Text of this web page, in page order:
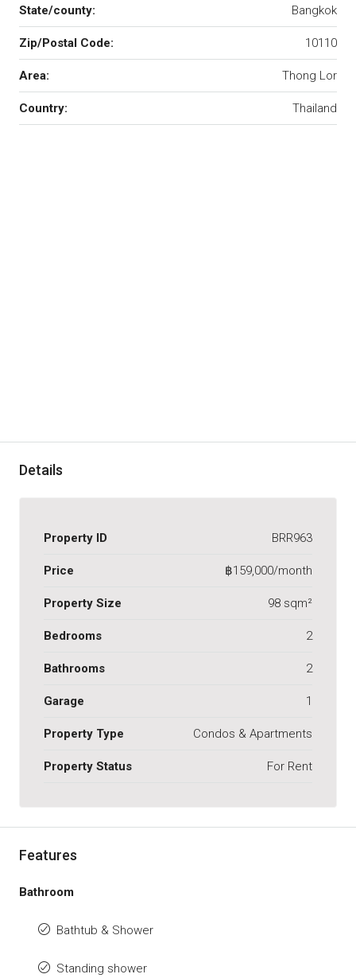
State/county: Bangkok
Zip/Postal Code: 10110
Area: Thong Lor
Country: Thailand
Details
Property ID BRR963
Price ฿159,000/month
Property Size 98 sqm²
Bedrooms 2
Bathrooms 2
Garage 1
Property Type Condos & Apartments
Property Status For Rent
Features
Bathroom
Bathtub & Shower
Standing shower